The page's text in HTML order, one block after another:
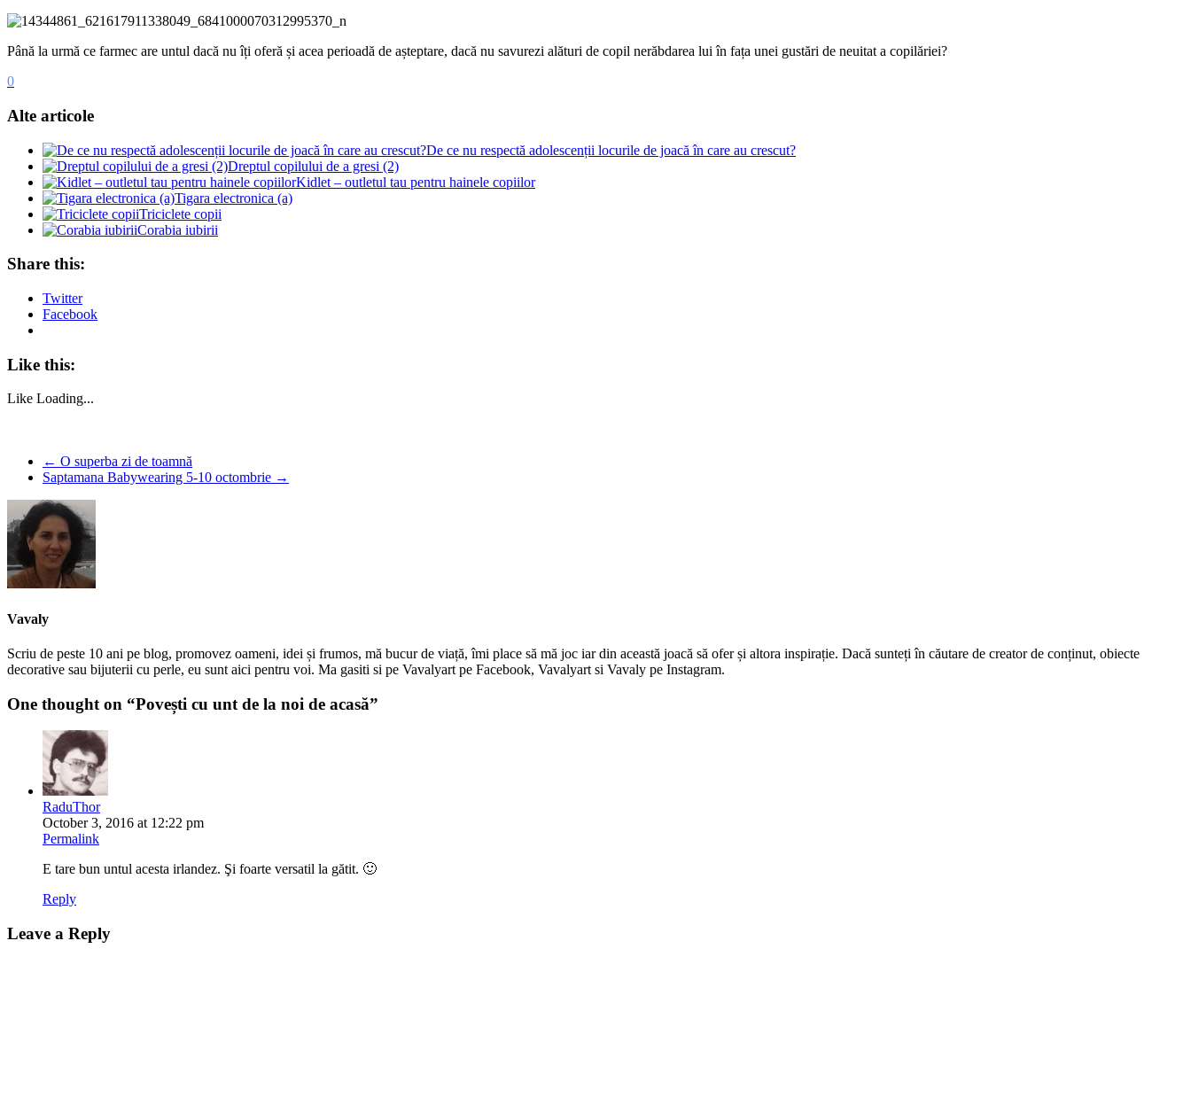
Până la urmă ce farmec are untul dacă nu îți oferă și acea perioadă de așteptare, dacă nu savurezi alături de copil nerăbdarea lui în fața unei gustări de neuitat a copilăriei?
0
Alte articole
De ce nu respectă adolescenții locurile de joacă în care au crescut?
Dreptul copilului de a gresi (2)
Kidlet – outletul tau pentru hainele copiilor
Tigara electronica (a)
Triciclete copii
Corabia iubirii
Share this:
Twitter
Facebook
Like this:
Like Loading...
← O superba zi de toamnă
Saptamana Babywearing 5-10 octombrie →
Vavaly
Scriu de peste 10 ani pe blog, promovez oameni, idei și frumos, mă bucur de viață, îmi place să mă joc iar din această joacă să ofer și altora inspirație. Dacă sunteți în căutare de creator de conținut, obiecte
decorative sau bijuterii cu perle, eu sunt aici pentru voi. Ma gasiti si pe Vavalyart pe Facebook, Vavalyart si Vavaly pe Instagram.
One thought on “Povești cu unt de la noi de acasă”
RaduThor
October 3, 2016 at 12:22 pm
Permalink
E tare bun untul acesta irlandez. Şi foarte versatil la gătit. 🙂
Reply
Leave a Reply